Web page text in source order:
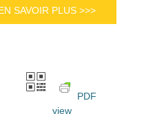
SAVOIR PLUS >>>
PDF
view